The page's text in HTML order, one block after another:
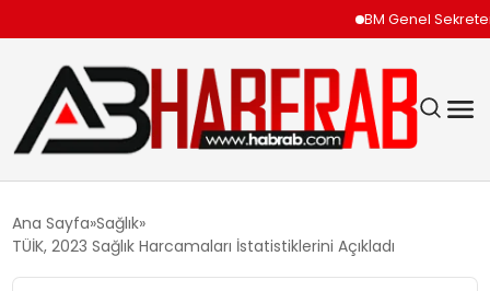
BM Genel Sekreteri
Ana Sayfa Sağlık
TÜİK, 2023 Sağlık Harcamaları İstatistiklerini Açıkladı